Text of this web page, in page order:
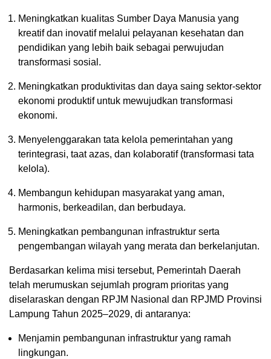
Meningkatkan kualitas Sumber Daya Manusia yang
kreatif dan inovatif melalui pelayanan kesehatan dan
pendidikan yang lebih baik sebagai perwujudan
transformasi sosial.
Meningkatkan produktivitas dan daya saing sektor-sektor
ekonomi produktif untuk mewujudkan transformasi
ekonomi.
Menyelenggarakan tata kelola pemerintahan yang
terintegrasi, taat azas, dan kolaboratif (transformasi tata
kelola).
Membangun kehidupan masyarakat yang aman,
harmonis, berkeadilan, dan berbudaya.
Meningkatkan pembangunan infrastruktur serta
pengembangan wilayah yang merata dan berkelanjutan.
Berdasarkan kelima misi tersebut, Pemerintah Daerah
telah merumuskan sejumlah program prioritas yang
diselaraskan dengan RPJM Nasional dan RPJMD Provinsi
Lampung Tahun 2025–2029, di antaranya:
Menjamin pembangunan infrastruktur yang ramah
lingkungan.